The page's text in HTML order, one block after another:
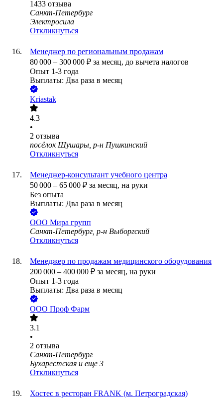
1433 отзыва
Санкт-Петербург
Электросила
Откликнуться
Менеджер по региональным продажам
80 000 – 300 000 ₽ за месяц, до вычета налогов
Опыт 1-3 года
Выплаты: Два раза в месяц
Kriastak
4.3
•
2 отзыва
посёлок Шушары, р-н Пушкинский
Откликнуться
Менеджер-консультант учебного центра
50 000 – 65 000 ₽ за месяц, на руки
Без опыта
Выплаты: Два раза в месяц
ООО Мира групп
Санкт-Петербург, р-н Выборгский
Откликнуться
Менеджер по продажам медицинского оборудования
200 000 – 400 000 ₽ за месяц, на руки
Опыт 1-3 года
Выплаты: Два раза в месяц
ООО Проф Фарм
3.1
•
2 отзыва
Санкт-Петербург
Бухарестская и еще 3
Откликнуться
Хостес в ресторан FRANK (м. Петроградская)